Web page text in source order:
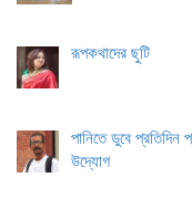
রূপকথাদের ছুটি
পানিতে ডুবে প্রতিদিন
উদ্যোগ